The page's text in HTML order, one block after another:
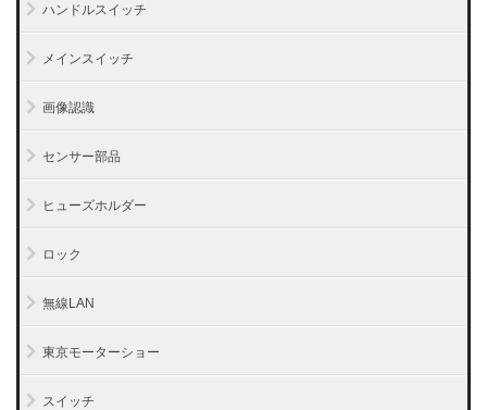
ハンドルスイッチ
メインスイッチ
画像認識
センサー部品
ヒューズホルダー
ロック
無線LAN
東京モーターショー
スイッチ